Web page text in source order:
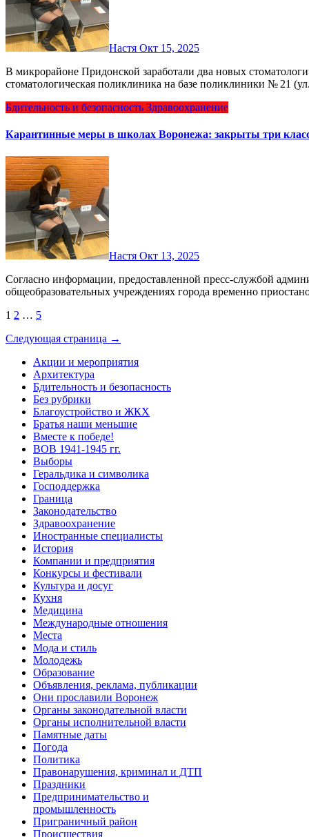
Настя Окт 15, 2025
В микрорайоне Придонской заработали два новых стоматологических кабинета. Их открыла областная
стоматологическая поликлиника на базе поликлиники № 21
Бдительность и безопасность Здравоохранение
Карантинные меры в школах Воронежа: закрыты три
Настя Окт 13, 2025
Согласно информации, предоставленной пресс‑службой администрации города Воронежа 13 октября 2025 г., в трёх
общеобразовательных учреждениях города временно
Пагинация
записей
1 2 … 5
Следующая страница →
Акции и мероприятия
Архитектура
Бдительность и безопасность
Без рубрики
Благоустройство и ЖКХ
Братья наши меньшие
Вместе к победе!
ВОВ 1941-1945 гг.
Выборы
Геральдика и символика
Господдержка
Граница
Законодательство
Здравоохранение
Иностранные специалисты
История
Компании и предприятия
Конкурсы и фестивали
Культура и досуг
Кухня
Медицина
Международные отношения
Места
Мода и стиль
Молодежь
Образование
Объявления, реклама, публикации
Они прославили Воронеж
Органы законодательной власти
Органы исполнительной власти
Памятные даты
Погода
Политика
Правонарушения, криминал и ДТП
Праздники
Предпринимательство и
промышленность
Приграничный район
Происшествия